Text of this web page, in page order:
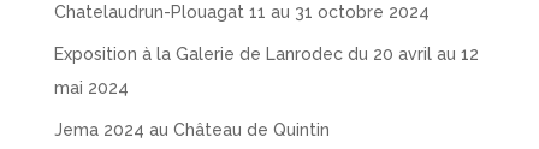
Chatelaudrun-Plouagat 11 au 31 octobre 2024
Exposition à la Galerie de Lanrodec du 20 avril au 12
mai 2024
Jema 2024 au Château de Quintin